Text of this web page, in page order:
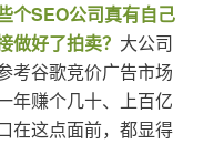
个SEO公司真有自己
做好了拍卖？ 大公司
考谷歌竞价广告市场
年赚个几十、上百亿
在这点面前，都显得